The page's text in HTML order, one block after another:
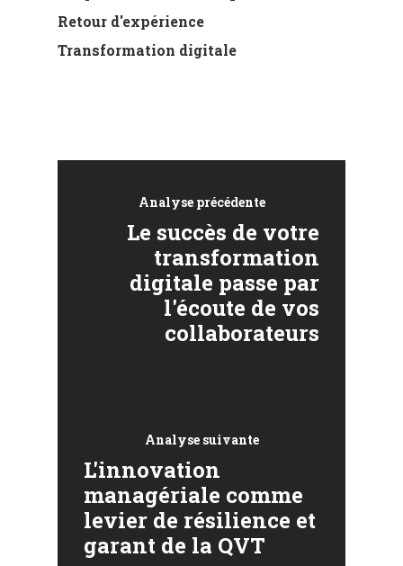
Retour d'expérience
Transformation digitale
Analyse précédente
Le succès de votre
transformation
digitale passe par
l'écoute de vos
collaborateurs
Analyse suivante
L'innovation
managériale comme
levier de résilience et
garant de la QVT